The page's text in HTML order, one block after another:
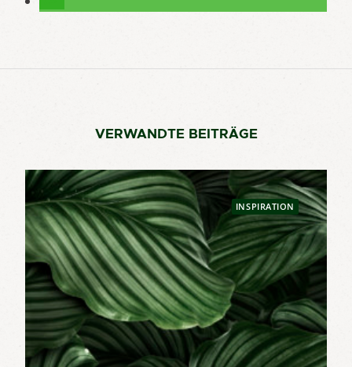
VERWANDTE BEITRÄGE
INSPIRATION